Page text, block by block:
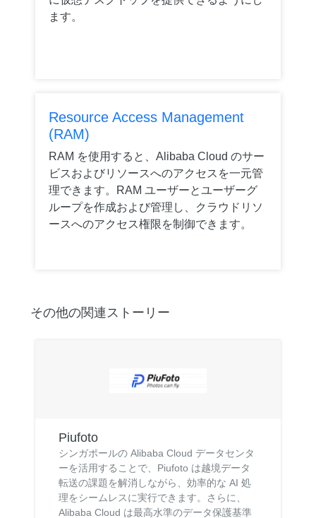
ます。
Resource Access Management
(RAM)
RAM を使用すると、Alibaba Cloud のサー
ビスおよびリソースへのアクセスを一元管
理できます。RAM ユーザーとユーザーグ
ループを作成および管理し、クラウドリソ
ースへのアクセス権限を制御できます。
その他の関連ストーリー
Piufoto
シンガポールの Alibaba Cloud データセンタ
ーを活用することで、Piufoto は越境データ
転送の課題を解消しながら、効率的な AI 処
理をシームレスに実行できます。さらに、
Alibaba Cloud は最高水準のデータ保護基準